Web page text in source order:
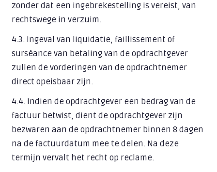
zonder dat een ingebrekestelling is vereist, van
rechtswege in verzuim.
4.3. Ingeval van liquidatie, faillissement of
surséance van betaling van de opdrachtgever
zullen de vorderingen van de opdrachtnemer
direct opeisbaar zijn.
4.4. Indien de opdrachtgever een bedrag van de
factuur betwist, dient de opdrachtgever zijn
bezwaren aan de opdrachtnemer binnen 8 dagen
na de factuurdatum mee te delen. Na deze
termijn vervalt het recht op reclame.